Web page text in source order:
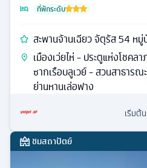
ที่พักระดับ
สะพานจ้านเฉียว จัตุรัส 54 หมู่
เมืองเว่ยไห่ - ประตูแห่งโชค
ซากเรือบลูเวย์ - สวนสาธาร
ย่านหานเล่อฟาง
เริ่มต้น
ชมสถาปัตย์